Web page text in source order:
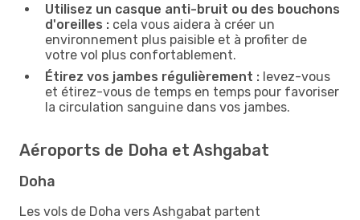
Utilisez un casque anti-bruit ou des bouchons
d'oreilles : cela vous aidera à créer un
environnement plus paisible et à profiter de
votre vol plus confortablement.
Étirez vos jambes régulièrement : levez-vous
et étirez-vous de temps en temps pour favoriser
la circulation sanguine dans vos jambes.
Aéroports de Doha et Ashgabat
Doha
Les vols de Doha vers Ashgabat partent